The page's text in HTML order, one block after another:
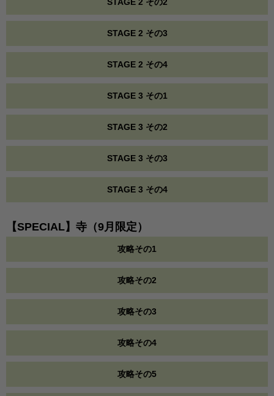
STAGE 2 その3
STAGE 2 その4
STAGE 3 その1
STAGE 3 その2
STAGE 3 その3
STAGE 3 その4
【SPECIAL】寺（9月限定）
攻略その1
攻略その2
攻略その3
攻略その4
攻略その5